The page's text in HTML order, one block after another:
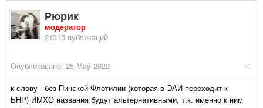
Рюрик
модератор
21315 публикаций
Опубликовано: 25 May 2022
к слову - без Пинской Флотилии (которая в ЭАИ переходит к
БНР) ИМХО названия будут альтернативными, т.к. именно к ним